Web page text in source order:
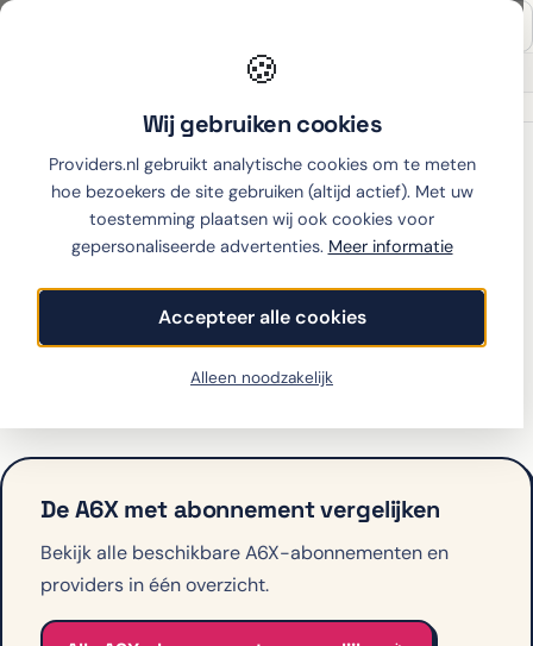
🍪
Wij gebruiken cookies
Providers.nl gebruikt analytische cookies om te meten
hoe bezoekers de site gebruiken (altijd actief). Met uw
toestemming plaatsen wij ook cookies voor
gepersonaliseerde advertenties. Meer informatie
Accepteer alle cookies
Alleen noodzakelijk
Thuiswinkel partner
A6X›KPN
OPPO A6X met
abonnement bij KPN
abonnement. Bekijk hieronder de alternatieven.
De A6X met abonnement vergelijken
Bekijk alle beschikbare A6X-abonnementen en
providers in één overzicht.